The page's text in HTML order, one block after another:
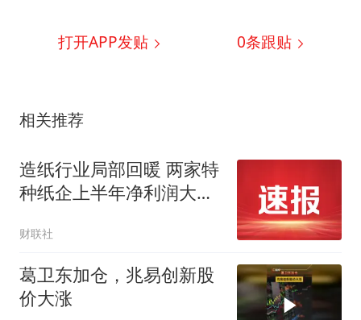
打开APP发贴 0条跟贴
相关推荐
造纸行业局部回暖 两家特
种纸企上半年净利润大幅
财联社
葛卫东加仓，兆易创新股
价大涨